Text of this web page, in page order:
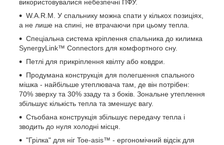
використовувалися небезпечні ПФУ.
W.A.R.M. У спальнику можна спати у кількох позиціях,
а не лише на спині, не втрачаючи при цьому тепла.
Спеціальна система кріплення спальника до килимка
SynergyLink™ Connectors для комфортного сну.
Петлі для прикріплення квілту або ковдри.
Продумана конструкція для полегшення спального
мішка - найбільше утеплювача там, де він потрібен:
70% зверху та 30% ззаду та з боків. Зональне утеплення
збільшує кількість тепла та зменшує вагу.
Стьобана конструкція збільшує передачу тепла і
зводить до нуля холодні місця.
"Грілка" для ніг Toe-asis™ - ергономічний відсік для